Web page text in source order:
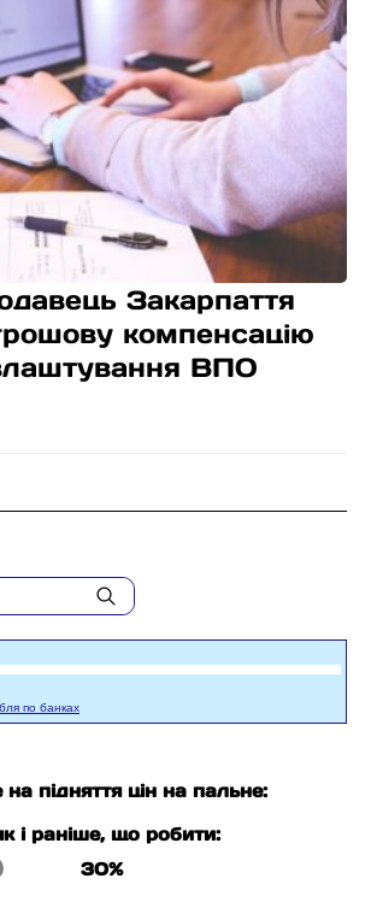
Закарпаття
компенсацію
ВПО
по банках
підняття цін на пальне:
і раніше, що робити:
30%